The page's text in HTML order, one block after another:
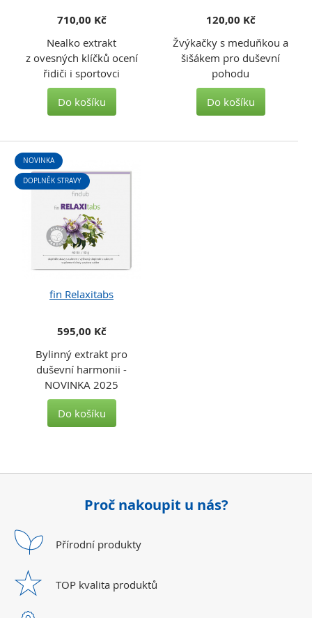
710,00 Kč
Nealko extrakt
z ovesných klíčků ocení
řidiči i sportovci
Do košíku
120,00 Kč
Žvýkačky s meduňkou a
šišákem pro duševní
pohodu
Do košíku
fin Relaxitabs
NOVINKA
DOPLNĚK STRAVY
595,00 Kč
Bylinný extrakt pro
duševní harmonii -
NOVINKA 2025
Do košíku
Proč nakoupit u nás?
Přírodní produkty
TOP kvalita produktů